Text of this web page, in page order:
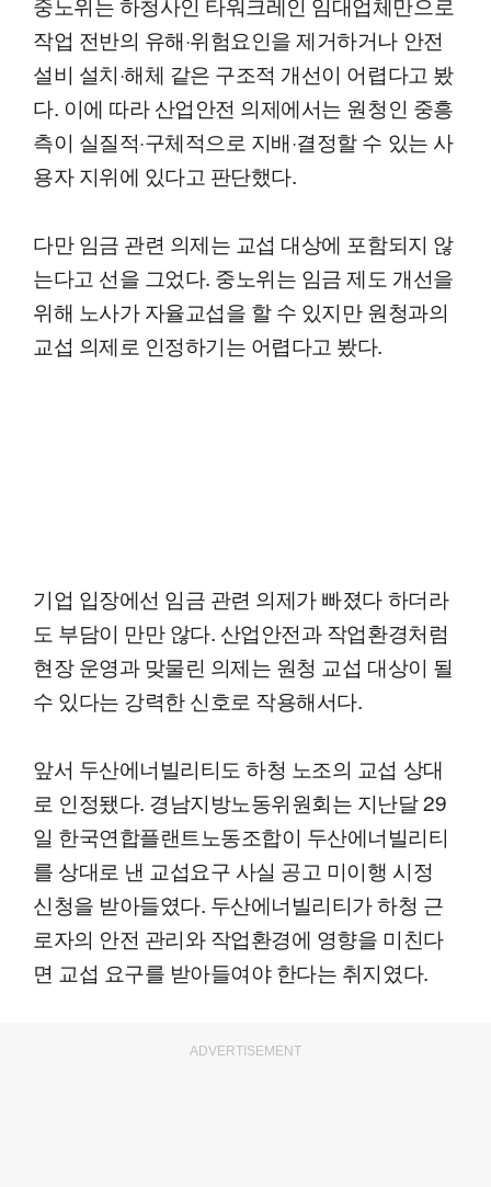
작업 전반의 유해·위험요인을 제거하거나 안전
설비 설치·해체 같은 구조적 개선이 어렵다고 봤
다. 이에 따라 산업안전 의제에서는 원청인 중흥
측이 실질적·구체적으로 지배·결정할 수 있는 사
용자 지위에 있다고 판단했다.
다만 임금 관련 의제는 교섭 대상에 포함되지 않
는다고 선을 그었다. 중노위는 임금 제도 개선을
위해 노사가 자율교섭을 할 수 있지만 원청과의
교섭 의제로 인정하기는 어렵다고 봤다.
기업 입장에선 임금 관련 의제가 빠졌다 하더라
도 부담이 만만 않다. 산업안전과 작업환경처럼
현장 운영과 맞물린 의제는 원청 교섭 대상이 될
수 있다는 강력한 신호로 작용해서다.
앞서 두산에너빌리티도 하청 노조의 교섭 상대
로 인정됐다. 경남지방노동위원회는 지난달 29
일 한국연합플랜트노동조합이 두산에너빌리티
를 상대로 낸 교섭요구 사실 공고 미이행 시정
신청을 받아들였다. 두산에너빌리티가 하청 근
로자의 안전 관리와 작업환경에 영향을 미친다
면 교섭 요구를 받아들여야 한다는 취지였다.
ADVERTISEMENT